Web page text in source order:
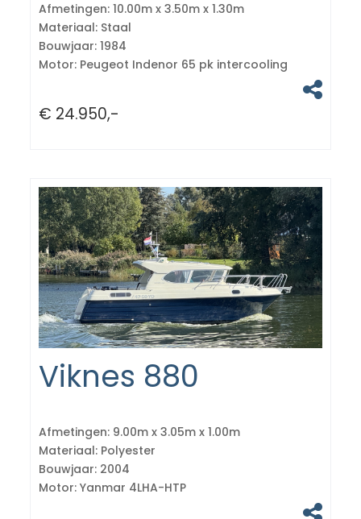
Afmetingen: 10.00m x 3.50m x 1.30m
Materiaal: Staal
Bouwjaar: 1984
Motor: Peugeot Indenor 65 pk intercooling
€ 24.950,-
Viknes 880
Afmetingen: 9.00m x 3.05m x 1.00m
Materiaal: Polyester
Bouwjaar: 2004
Motor: Yanmar 4LHA-HTP